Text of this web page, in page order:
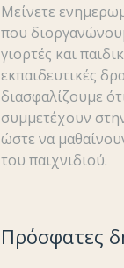
Μείνετε
που
γιορτές και
εκπαιδευτικές
διασφαλίζουμε
συμμετέχουν
ώστε να
του παιχνιδιού.
Πρόσφατες